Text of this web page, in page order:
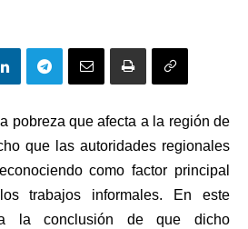
pobreza que afecta a la región de
que las autoridades regionales
como factor principal
trabajos informales. En este
la conclusión de que dicho